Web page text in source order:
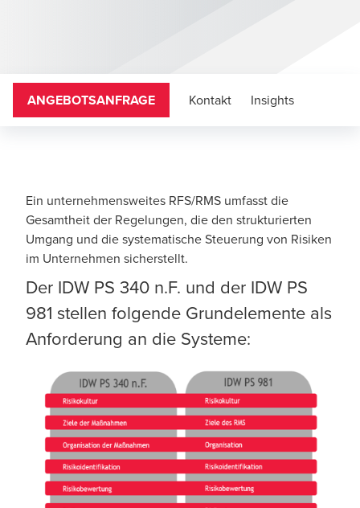
ANGEBOTSANFRAGE Kontakt Insights
Ein unternehmensweites RFS/RMS umfasst die
Gesamtheit der Regelungen, die den strukturierten
Umgang und die systematische Steuerung von Risiken
im Unternehmen sicherstellt.
Der IDW PS 340 n.F. und der IDW PS
981 stellen folgende Grundelemente als
Anforderung an die Systeme: